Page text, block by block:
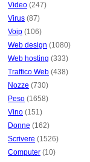
Video (247)
Virus (87)
Voip (106)
Web design (1080)
Web hosting (333)
Traffico Web (438)
Nozze (730)
Peso (1658)
Vino (151)
Donne (162)
Scrivere (1526)
Computer (10)